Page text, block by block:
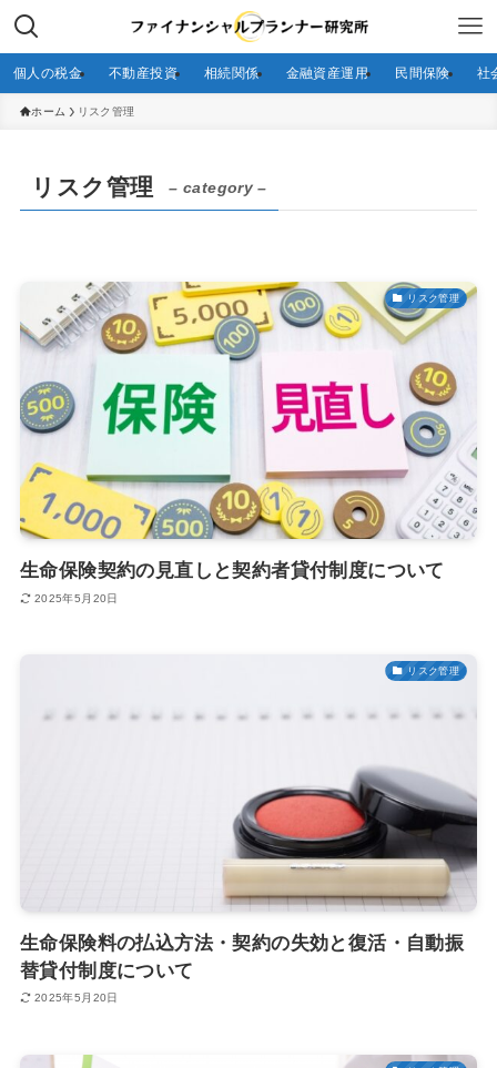
個人の税金 不動産投資 相続関係 金融資産運用 民間保険 社
ホーム リスク管理
リスク管理 – category –
リスク管理
生命保険契約の見直しと契約者貸付制度について
2025年5月20日
リスク管理
生命保険料の払込方法・契約の失効と復活・自動振
替貸付制度について
2025年5月20日